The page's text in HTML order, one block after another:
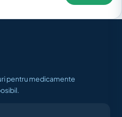
pentru medicamente